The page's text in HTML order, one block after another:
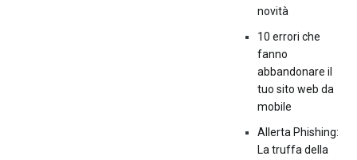
novità
10 errori che
fanno
abbandonare il
tuo sito web da
mobile
Allerta Phishing:
La truffa della